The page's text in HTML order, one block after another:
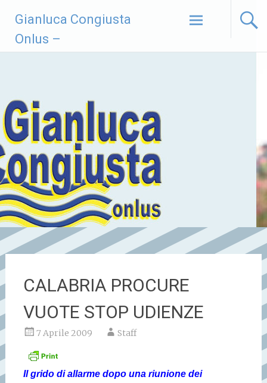
contenuto
Gianluca Congiusta
Onlus –
CALABRIA PROCURE
VUOTE STOP UDIENZE
7 Aprile 2009 Staff
Il grido di allarme dopo una riunione dei